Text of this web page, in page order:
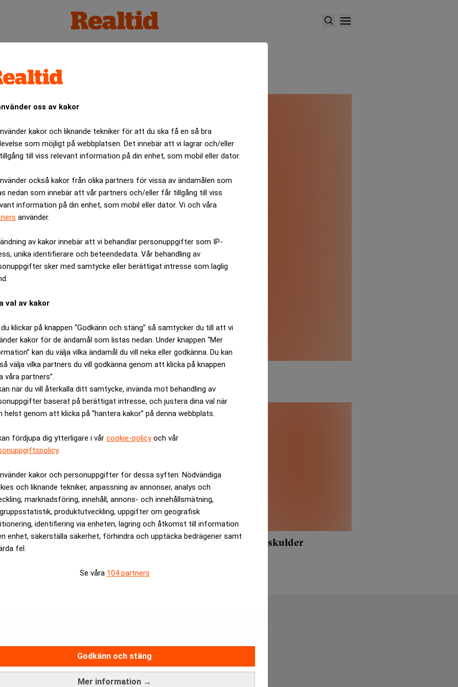
oss av kakor
kakor och liknande tekniker för att du ska få en så bra
som möjligt på webbplatsen. Det innebär att vi lagrar och/eller
till viss relevant information på din enhet, som mobil eller dator.
också kakor från olika partners för vissa av ändamålen som
nedan som innebär att vår partners och/eller får tillgång till viss
information på din enhet, som mobil eller dator. Vi och våra
använder.
av kakor innebär att vi behandlar personuppgifter som IP-
unika identifierare och beteendedata. Vår behandling av
sker med samtycke eller berättigat intresse som laglig
val av kakor
klickar på knappen “Godkänn och stäng” så samtycker du till att vi
kakor för de ändamål som listas nedan. Under knappen “Mer
kan du välja vilka ändamål du vill neka eller godkänna. Du kan
välja vilka partners du vill godkänna genom att klicka på knappen
våra partners”.
när du vill återkalla ditt samtycke, invända mot behandling av
baserat på berättigat intresse, och justera dina val när
helst genom att klicka på “hantera kakor” på denna webbplats.
fördjupa dig ytterligare i vår cookie-policyoch vår
.
kakor och personuppgifter för dessa syften: Nödvändiga
och liknande tekniker, anpassning av annonser, analys och
marknadsföring, innehåll, annons- och innehållsmätning,
produktutveckling, uppgifter om geografisk
identifiering via enheten, lagring och åtkomst till information
enhet, säkerställa säkerhet, förhindra och upptäcka bedrägerier samt
fel.
Se våra 104 partners
Mer information →
Godkänn och stäng
sålt
bolag KNC Miner hade 165 miljoner i skulder
nyhetskanal för dig som
Relevance AI-policy
Annonsera på Realtid
Pressmeddelanden
Kontakta oss